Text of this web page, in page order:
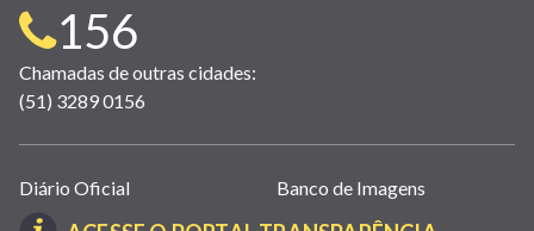
Telefone
para
contato:
156
Chamadas de outras cidades:
(51) 3289 0156
Links
úteis
Diário Oficial Banco de Imagens